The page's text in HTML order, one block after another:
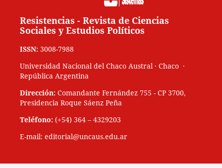
Resistencias - Revista de Ciencias
Sociales y Estudios Políticos
ISSN: 3008-7988
Universidad Nacional del Chaco Austral · Chaco ·
República Argentina
Dirección: Comandante Fernández 755 - CP 3700,
Presidencia Roque Sáenz Peña
Teléfono: (+54) 364 – 4329203
E-mail: editorial@uncaus.edu.ar